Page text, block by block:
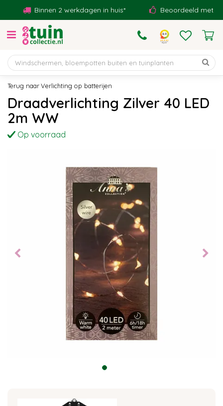
Verlichting op batterijen
Binnen 2 werkdagen in huis* Beoordeeld met een
Draadverlichting Zilver 40 LED
2m WW
Op voorraad